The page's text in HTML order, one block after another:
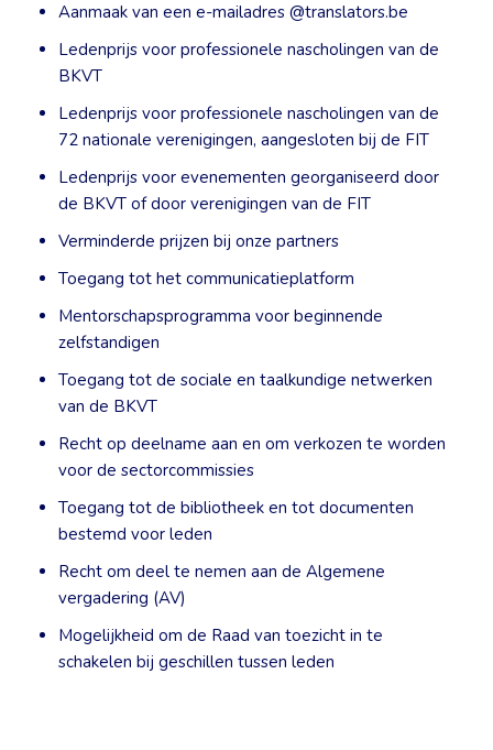
Aanmaak van een e-mailadres @translators.be
Ledenprijs voor professionele nascholingen van de
BKVT
Ledenprijs voor professionele nascholingen van de
72 nationale verenigingen, aangesloten bij de FIT
Ledenprijs voor evenementen georganiseerd door
de BKVT of door verenigingen van de FIT
Verminderde prijzen bij onze partners
Toegang tot het communicatieplatform
Mentorschapsprogramma voor beginnende
zelfstandigen
Toegang tot de sociale en taalkundige netwerken
van de BKVT
Recht op deelname aan en om verkozen te worden
voor de sectorcommissies
Toegang tot de bibliotheek en tot documenten
bestemd voor leden
Recht om deel te nemen aan de Algemene
vergadering (AV)
Mogelijkheid om de Raad van toezicht in te
schakelen bij geschillen tussen leden